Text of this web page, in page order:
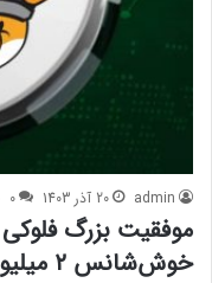
admin 20 آذر 1403 0
موفقیت بزرگ فلوکی
خوش‌شانس ۲ میلیون دلار سود کرد!